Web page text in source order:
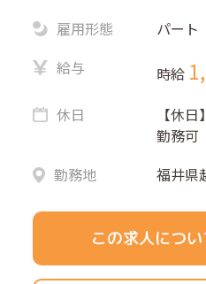
雇用形態
パート
給与
時給
休日
【休
勤務可
勤務地
福井県
この求人につ